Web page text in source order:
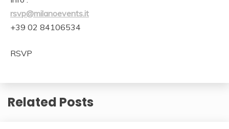
rsvp@milanoevents.it
+39 02 84106534
RSVP
Related Posts